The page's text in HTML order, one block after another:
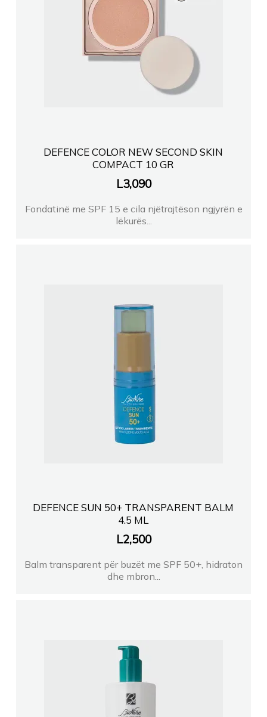
DEFENCE COLOR NEW SECOND SKIN
COMPACT 10 GR
L3,090
Fondatinë me SPF 15 e cila njëtrajtëson ngjyrën e
lëkurës...
DEFENCE SUN 50+ TRANSPARENT BALM
4.5 ML
L2,500
Balm transparent për buzët me SPF 50+, hidraton
dhe mbron...